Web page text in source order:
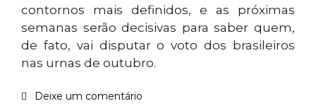
contornos mais definidos, e as próximas
semanas serão decisivas para saber quem,
de fato, vai disputar o voto dos brasileiros
nas urnas de outubro.
Deixe um comentário